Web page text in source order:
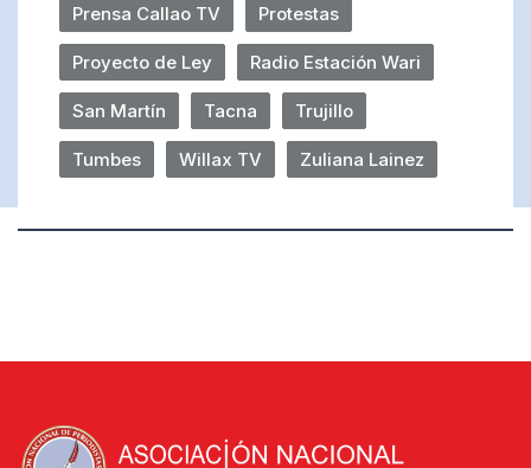
Prensa Callao TV Protestas
Proyecto de Ley Radio Estación Wari
San Martín Tacna Trujillo
Tumbes Willax TV Zuliana Lainez